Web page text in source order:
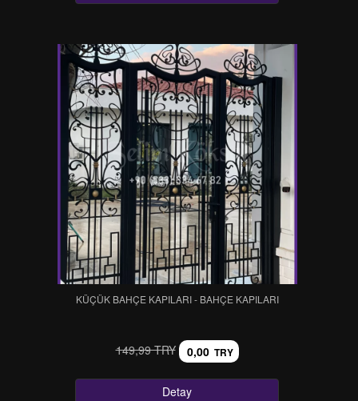
KÜÇÜK BAHÇE KAPILARI - BAHÇE KAPILARI
149,99 TRY 0,00 TRY
Detay